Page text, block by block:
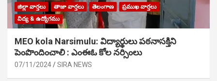
జిల్లా వార్తలు తాజా వార్తలు తెలంగాణ
ప్రముఖ వార్తలు
విద్య & ఉద్యోగము
MEO kola Narsimulu: విద్యార్థులు పఠ‌నాసక్తిని
పెంపొందించాలి : ఎంఈఓ కోల నర్సింలు
07/11/2024 SIRA NEWS